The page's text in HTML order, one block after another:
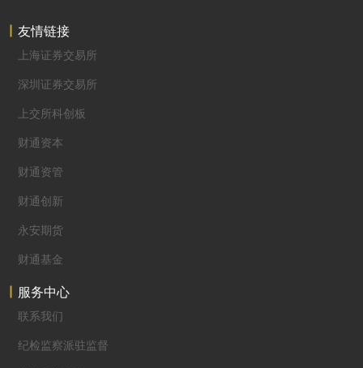
友情链接
上海证券交易所
深圳证券交易所
上交所科创板
财通资本
财通资管
财通创新
永安期货
财通基金
服务中心
联系我们
纪检监察派驻监督